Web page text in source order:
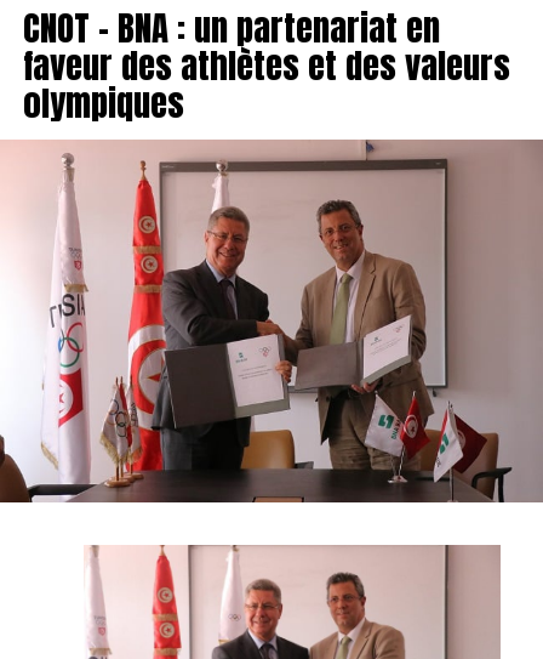
CNOT – BNA : un partenariat en
faveur des athlètes et des valeurs
olympiques